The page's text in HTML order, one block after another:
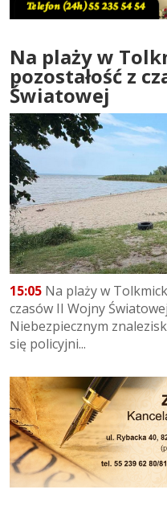
Na plaży w
pozostałość z
Światowej
15:05 Na plaży w
czasów II Wojny
Niebezpiecznym
się policyjni...